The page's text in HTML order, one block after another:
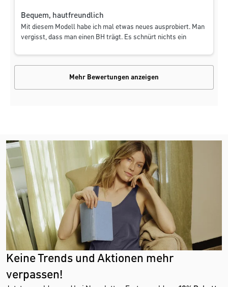
Bequem, hautfreundlich
Mit diesem Modell habe ich mal etwas neues ausprobiert. Man
vergisst, dass man einen BH trägt. Es schnürt nichts ein
Mehr Bewertungen anzeigen
Keine Trends und Aktionen mehr
verpassen!